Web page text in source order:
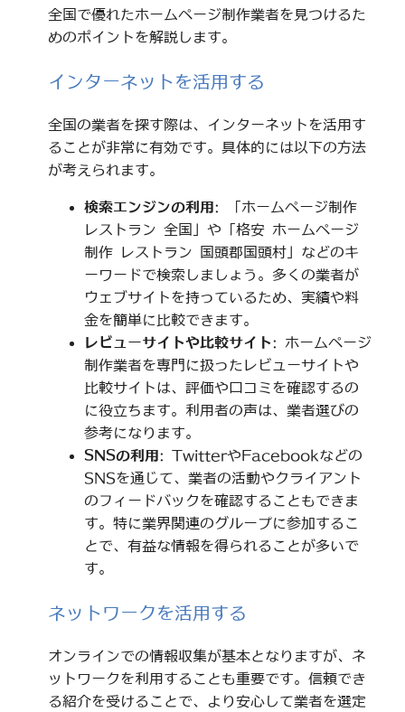
全国で優れたホームページ制作業者を見つけるた
めのポイントを解説します。
インターネットを活用する
全国の業者を探す際は、インターネットを活用す
ることが非常に有効です。具体的には以下の方法
が考えられます。
検索エンジンの利用 : 「ホームページ制作
レストラン 全国」や「格安 ホームページ
制作 レストラン 国頭郡国頭村」などのキ
ーワードで検索しましょう。多くの業者が
ウェブサイトを持っているため、実績や料
金を簡単に比較できます。
レビューサイトや比較サイト: ホームページ
制作業者を専門に扱ったレビューサイトや
比較サイトは、評価や口コミを確認するの
に役立ちます。利用者の声は、業者選びの
参考になります。
SNSの利用 : TwitterやFacebookなどの
SNSを通じて、業者の活動やクライアント
のフィードバックを確認することもできま
す。特に業界関連のグループに参加するこ
とで、有益な情報を得られることが多いで
す。
ネットワークを活用する
オンラインでの情報収集が基本となりますが、ネ
ットワークを利用することも重要です。信頼でき
る紹介を受けることで、より安心して業者を選定